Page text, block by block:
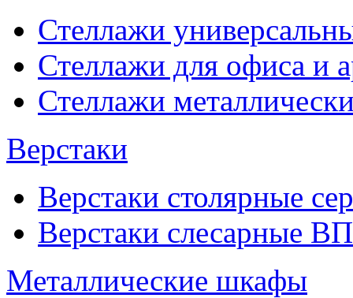
Стеллажи
Стеллажи для офиса и
Стеллажи
Верстаки
Верстаки столярные
Верстаки слесарные ВП
Металлические шкафы